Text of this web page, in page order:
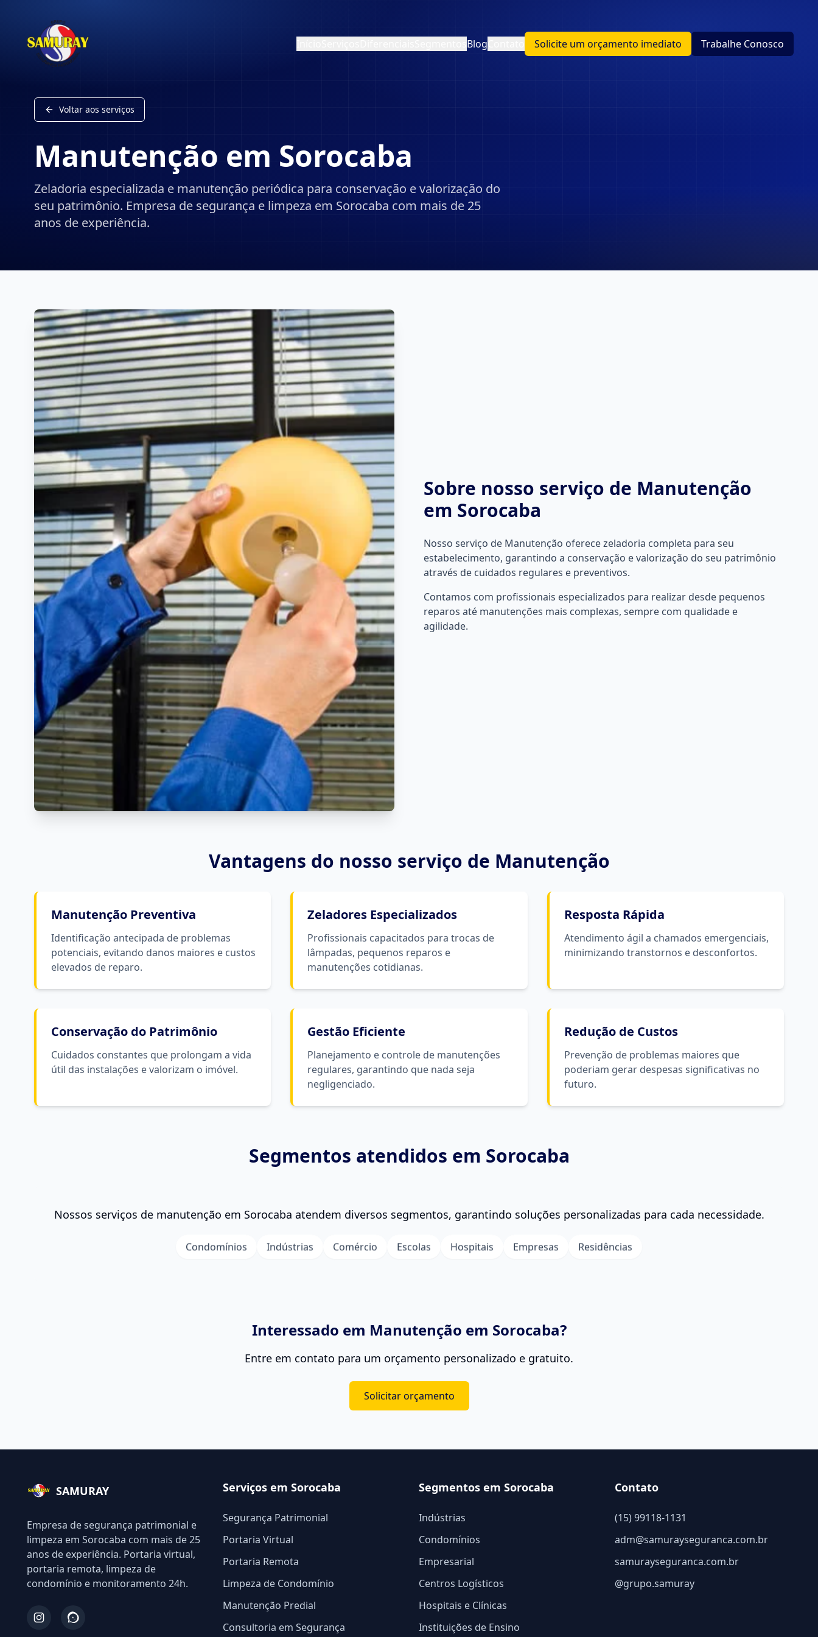
Blog Solicite um orçamento imediato Trabalhe Conosco
Voltar aos serviços
Manutenção em Sorocaba
Zeladoria especializada e manutenção periódica para conservação e valorização do
seu patrimônio. Empresa de segurança e limpeza em Sorocaba com mais de 25
anos de experiência.
Sobre nosso serviço de Manutenção
em Sorocaba
Nosso serviço de Manutenção oferece zeladoria completa para seu
estabelecimento, garantindo a conservação e valorização do seu patrimônio
através de cuidados regulares e preventivos.
Contamos com profissionais especializados para realizar desde pequenos
reparos até manutenções mais complexas, sempre com qualidade e
agilidade.
Vantagens do nosso serviço de Manutenção
Manutenção Preventiva
Identificação antecipada de problemas
potenciais, evitando danos maiores e custos
elevados de reparo.
Zeladores Especializados
Profissionais capacitados para trocas de
lâmpadas, pequenos reparos e
manutenções cotidianas.
Resposta Rápida
Atendimento ágil a chamados emergenciais,
minimizando transtornos e desconfortos.
Conservação do Patrimônio
Cuidados constantes que prolongam a vida
útil das instalações e valorizam o imóvel.
Gestão Eficiente
Planejamento e controle de manutenções
regulares, garantindo que nada seja
negligenciado.
Redução de Custos
Prevenção de problemas maiores que
poderiam gerar despesas significativas no
futuro.
Segmentos atendidos em Sorocaba
Nossos serviços de manutenção em Sorocaba atendem diversos segmentos, garantindo soluções personalizadas para cada necessidade.
Condomínios Indústrias Comércio Escolas Hospitais Empresas Residências
Interessado em Manutenção em Sorocaba?
Entre em contato para um orçamento personalizado e gratuito.
Solicitar orçamento
SAMURAY
Empresa de segurança patrimonial e
limpeza em Sorocaba com mais de 25
anos de experiência. Portaria virtual,
portaria remota, limpeza de
condomínio e monitoramento 24h.
Serviços em Sorocaba
Segurança Patrimonial
Portaria Virtual
Portaria Remota
Limpeza de Condomínio
Manutenção Predial
Consultoria em Segurança
Segmentos em Sorocaba
Indústrias
Condomínios
Empresarial
Centros Logísticos
Hospitais e Clínicas
Instituições de Ensino
Contato
(15) 99118-1131
adm@samurayseguranca.com.br
samurayseguranca.com.br
@grupo.samuray